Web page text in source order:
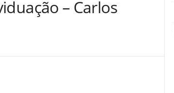
– Carlos